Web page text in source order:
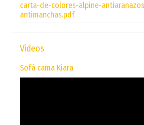
carta-de-colores-alpine-
antimanchas.pdf
Vídeos
Sofá cama Kiara